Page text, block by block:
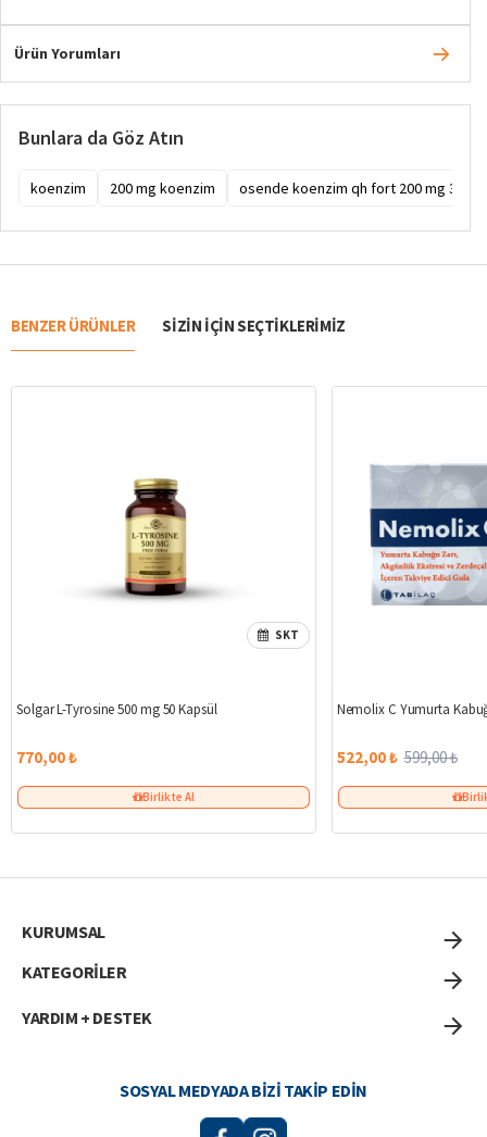
Ürün Yorumları
Bunlara da Göz Atın
koenzim 200 mg koenzim osende koenzim qh fort 200 mg 30
BENZER ÜRÜNLER SIZIN IÇIN SEÇTIKLERIMIZ
SKT
Solgar L-Tyrosine 500 mg 50 Kapsül
770,00 ₺
Birlikte Al
Nemolix C Yumurta
522,00 ₺ 599,00 ₺
KURUMSAL
KATEGORİLER
YARDIM + DESTEK
SOSYAL MEDYADA BIZI TAKIP EDIN